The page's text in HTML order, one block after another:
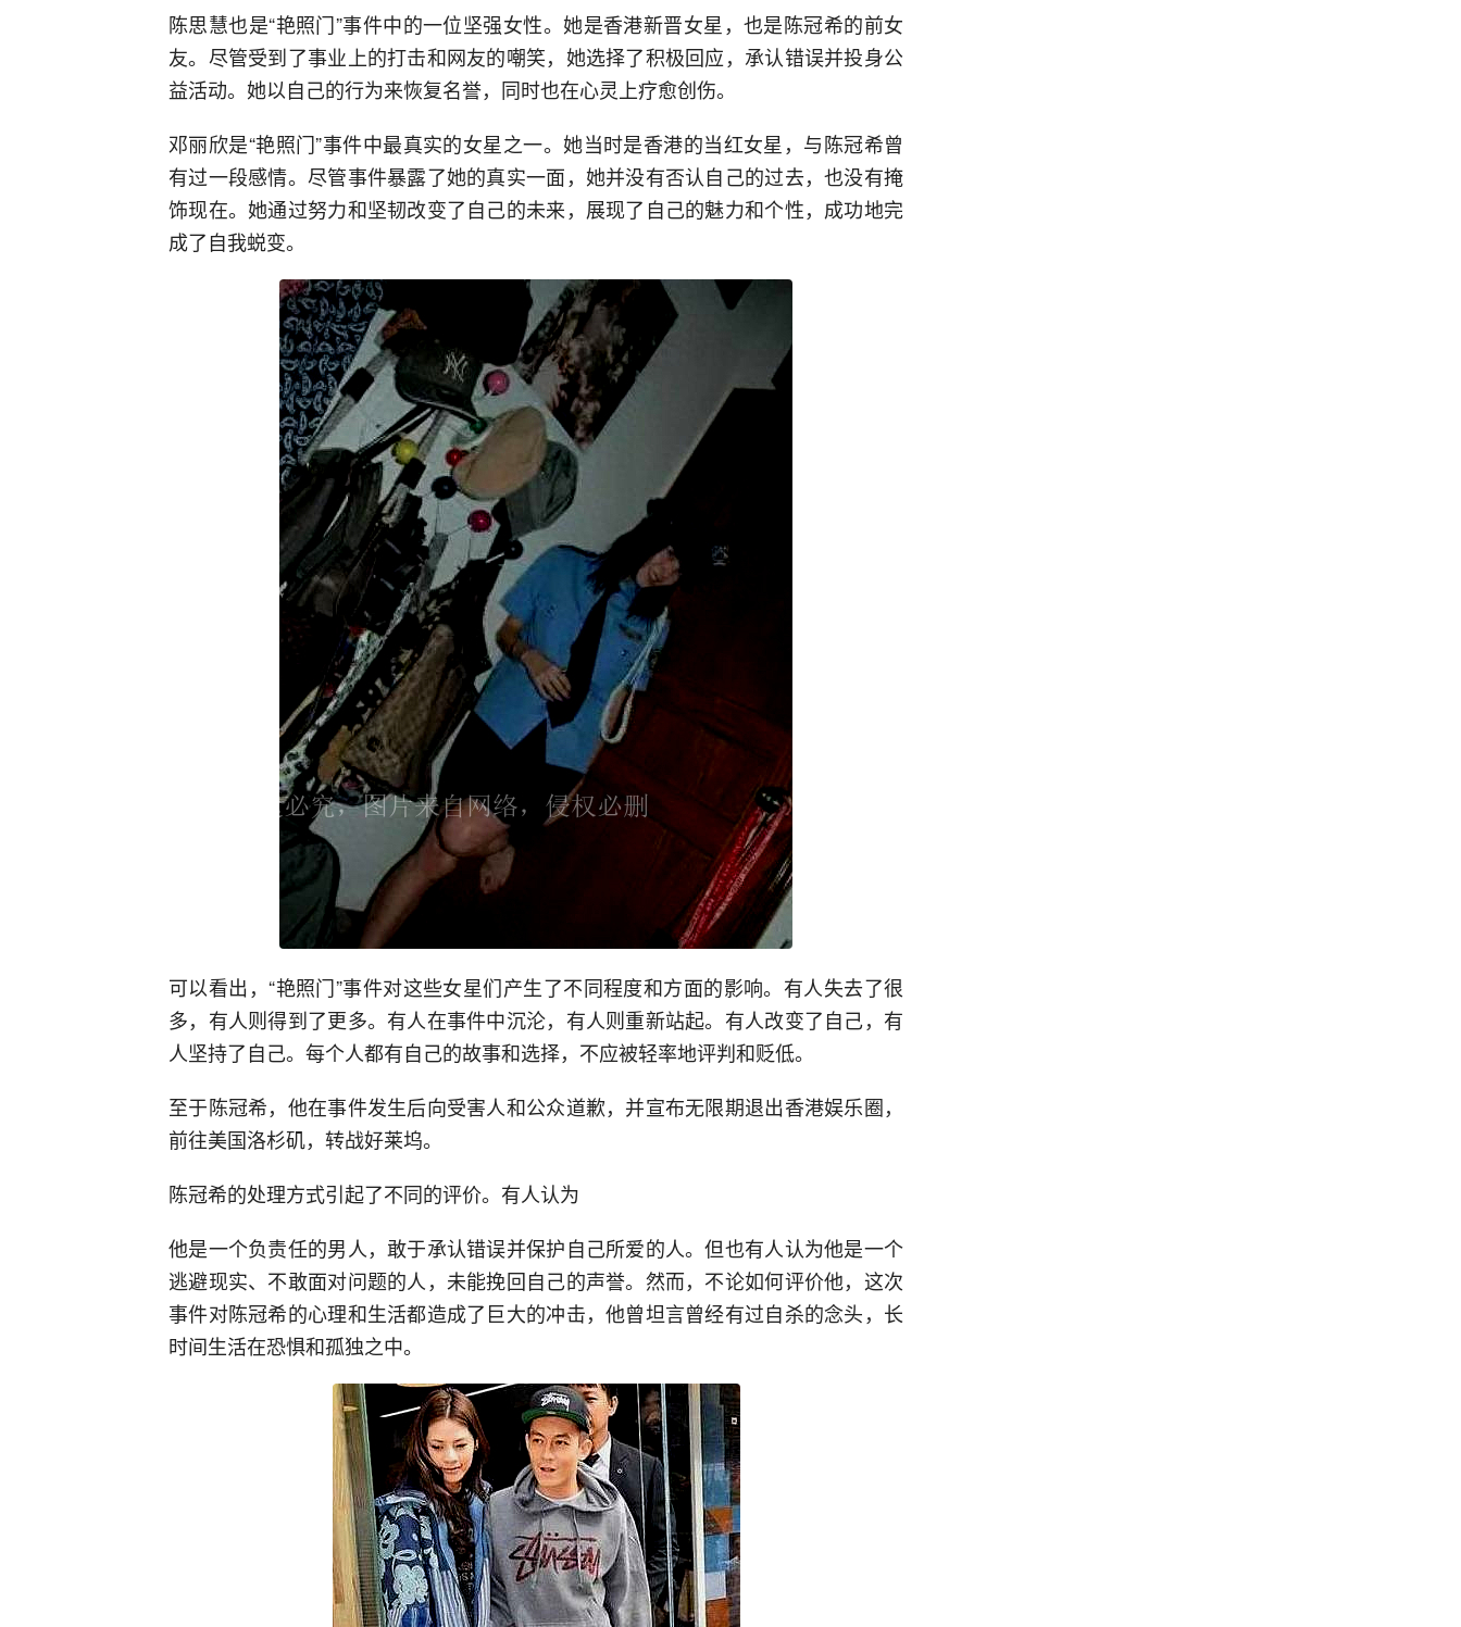
陈思慧也是“艳照门”事件中的一位坚强女性。她是香港新晋女星，也是陈冠希的前女
友。尽管受到了事业上的打击和网友的嘲笑，她选择了积极回应，承认错误并投身公
益活动。她以自己的行为来恢复名誉，同时也在心灵上疗愈创伤。
邓丽欣是“艳照门”事件中最真实的女星之一。她当时是香港的当红女星，与陈冠希曾
有过一段感情。尽管事件暴露了她的真实一面，她并没有否认自己的过去，也没有掩
饰现在。她通过努力和坚韧改变了自己的未来，展现了自己的魅力和个性，成功地完
成了自我蜕变。
可以看出，“艳照门”事件对这些女星们产生了不同程度和方面的影响。有人失去了很
多，有人则得到了更多。有人在事件中沉沦，有人则重新站起。有人改变了自己，有
人坚持了自己。每个人都有自己的故事和选择，不应被轻率地评判和贬低。
至于陈冠希，他在事件发生后向受害人和公众道歉，并宣布无限期退出香港娱乐圈，
前往美国洛杉矶，转战好莱坞。
陈冠希的处理方式引起了不同的评价。有人认为
他是一个负责任的男人，敢于承认错误并保护自己所爱的人。但也有人认为他是一个
逃避现实、不敢面对问题的人，未能挽回自己的声誉。然而，不论如何评价他，这次
事件对陈冠希的心理和生活都造成了巨大的冲击，他曾坦言曾经有过自杀的念头，长
时间生活在恐惧和孤独之中。